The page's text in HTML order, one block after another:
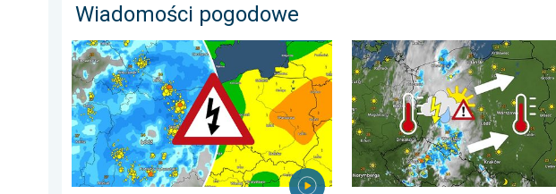
Wiadomości pogodowe
Gwałtowne burze na zwieńczenie upału. Ostrzeżenie pogodowe. . .
33 stopnie w cieniu i wędrujące